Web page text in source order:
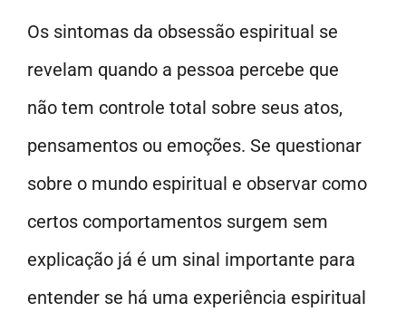
Os sintomas da obsessão espiritual se
revelam quando a pessoa percebe que
não tem controle total sobre seus atos,
pensamentos ou emoções. Se questionar
sobre o mundo espiritual e observar como
certos comportamentos surgem sem
explicação já é um sinal importante para
entender se há uma experiência espiritual